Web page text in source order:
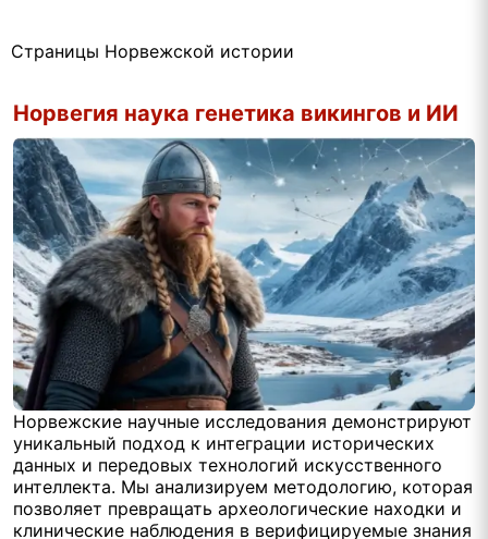
Страницы Норвежской истории
Норвегия наука генетика викингов и ИИ
Норвежские научные исследования демонстрируют
уникальный подход к интеграции исторических
данных и передовых технологий искусственного
интеллекта. Мы анализируем методологию, которая
позволяет превращать археологические находки и
клинические наблюдения в верифицируемые знания